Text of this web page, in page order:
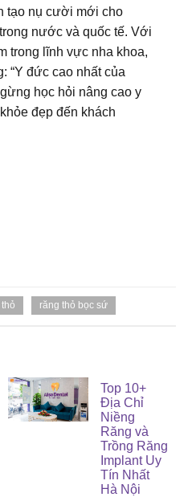
tạo nụ cười mới cho
nước và quốc tế. Với
trong lĩnh vực nha khoa,
“Y đức cao nhất của
học hỏi nâng cao y
đẹp đến khách
răng thỏ bọc sứ
Top 10+
Địa Chỉ
Niềng
Răng và
Trồng Răng
Implant Uy
Tín Nhất
Hà Nội